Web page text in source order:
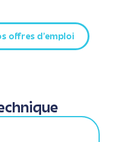
offres d'emploi
offres d'emploi